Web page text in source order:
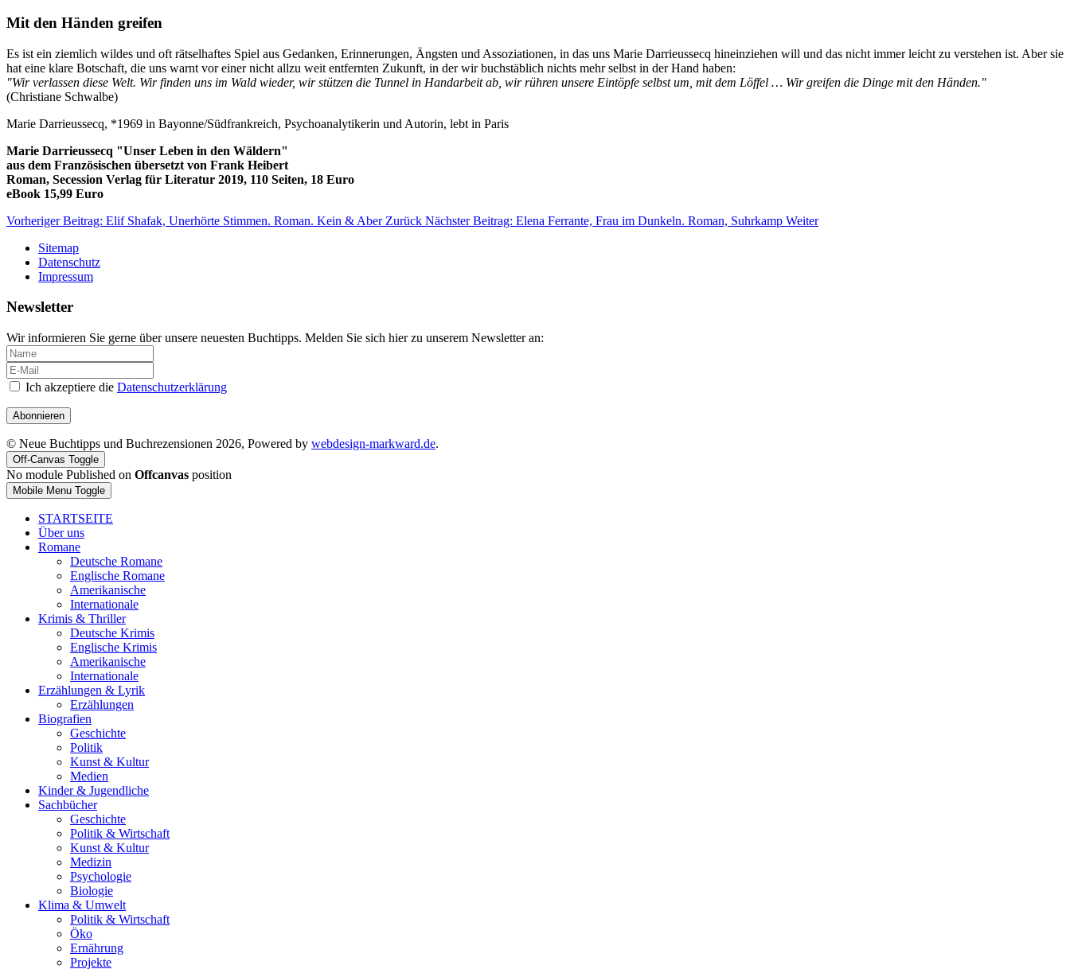
Mit den Händen greifen
Es ist ein ziemlich wildes und oft rätselhaftes Spiel aus Gedanken, Erinnerungen, Ängsten und Assoziationen, in das uns Marie Darrieussecq hineinziehen will und das nicht immer leicht zu verstehen ist. Aber sie
hat eine klare Botschaft, die uns warnt vor einer nicht allzu weit entfernten Zukunft, in der wir buchstäblich nichts mehr selbst in der Hand haben:
"Wir verlassen diese Welt. Wir finden uns im Wald wieder, wir stützen die Tunnel in Handarbeit ab, wir rühren unsere Eintöpfe selbst um, mit dem Löffel … Wir greifen die Dinge mit den Händen."
(Christiane Schwalbe)
Marie Darrieussecq, *1969 in Bayonne/Südfrankreich, Psychoanalytikerin und Autorin, lebt in Paris
Marie Darrieussecq "Unser Leben in den Wäldern"
aus dem Französischen übersetzt von Frank Heibert
Roman, Secession Verlag für Literatur 2019, 110 Seiten, 18 Euro
eBook 15,99 Euro
Vorheriger Beitrag: Elif Shafak, Unerhörte Stimmen. Roman. Kein & Aber Zurück Nächster Beitrag: Elena Ferrante, Frau im Dunkeln. Roman, Suhrkamp Weiter
Sitemap
Datenschutz
Impressum
Newsletter
Wir informieren Sie gerne über unsere neuesten Buchtipps. Melden Sie sich hier zu unserem Newsletter an:
Ich akzeptiere die Datenschutzerklärung
Abonnieren
© Neue Buchtipps und Buchrezensionen 2026, Powered by webdesign-markward.de.
Off-Canvas Toggle
No module Published on Offcanvas position
Mobile Menu Toggle
STARTSEITE
Über uns
Romane
Deutsche Romane
Englische Romane
Amerikanische
Internationale
Krimis & Thriller
Deutsche Krimis
Englische Krimis
Amerikanische
Internationale
Erzählungen & Lyrik
Erzählungen
Biografien
Geschichte
Politik
Kunst & Kultur
Medien
Kinder & Jugendliche
Sachbücher
Geschichte
Politik & Wirtschaft
Kunst & Kultur
Medizin
Psychologie
Biologie
Klima & Umwelt
Politik & Wirtschaft
Öko
Ernährung
Projekte